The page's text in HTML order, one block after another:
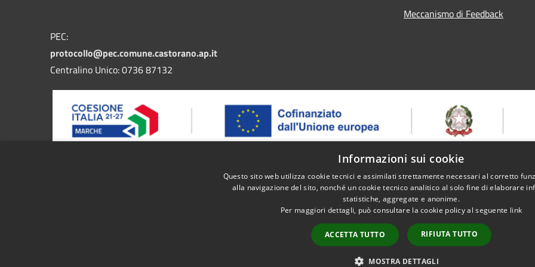
PEC:
protocollo@pec.comune.castorano.ap.it
Centralino Unico: 0736 87132
Meccanismo di Feedback
Progetto finanziato dal bando FESR MARCHE 2021/2027 – ASSE 1 - OS 1.2 - AZIONE 1.2.2 - Intervento 1.2.2.2
nel territorio regionale di servizi pubblici digitali integrati – Progetto: Itinerari ed eventi dell'enoturismo - CUP:
Copyright © 2026 • Comune di
Informazioni sui cookie
Questo sito web utilizza cookie tecnici e assimilati strettamente necessari al corretto
alla navigazione del sito, nonché un cookie tecnico analitico al solo fine di elaborare
statistiche, aggregate e anonime.
Per maggiori dettagli, può consultare la cookie policy al seguente link
ACCETTA TUTTO RIFIUTA TUTTO
MOSTRA DETTAGLI